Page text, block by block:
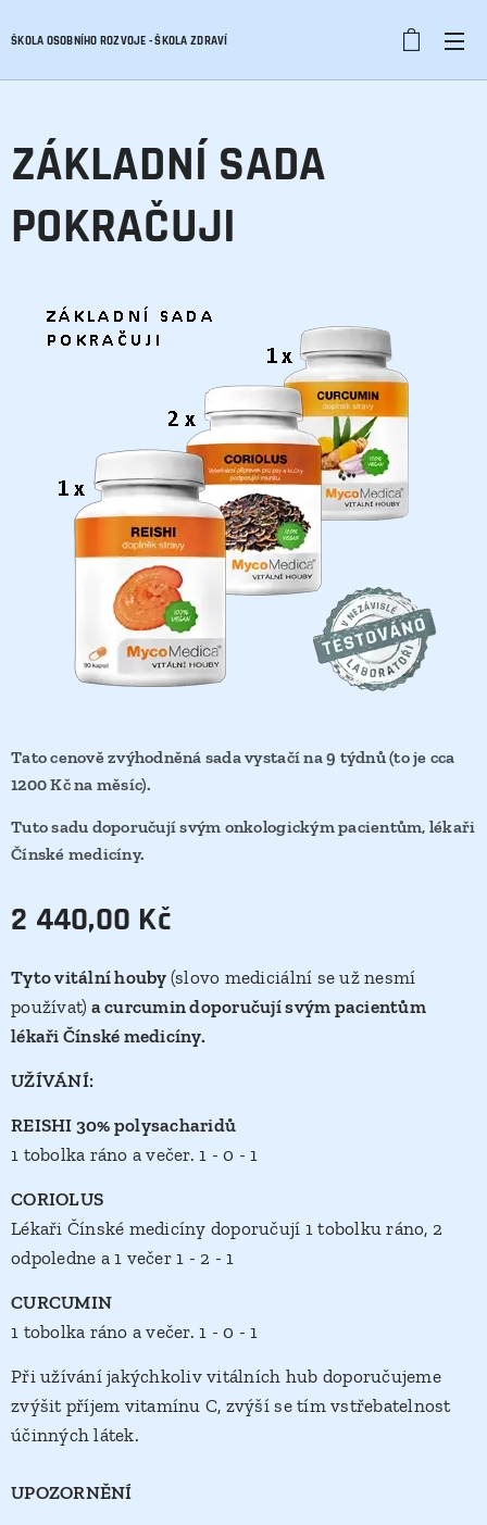
ŠKOLA OSOBNÍHO ROZVOJE - ŠKOLA ZDRAVÍ
ZÁKLADNÍ SADA
POKRAČUJI
Tato cenově zvýhodněná sada vystačí na 9 týdnů (to je cca
1200 Kč na měsíc).
Tuto sadu doporučují svým onkologickým pacientům, lékaři
Čínské medicíny.
2 440,00 Kč
Tyto vitální houby (slovo mediciální se už nesmí
používat) a curcumin doporučují svým pacientům
lékaři Čínské medicíny.
UŽÍVÁNÍ:
REISHI 30% polysacharidů
1 tobolka ráno a večer. 1 - 0 - 1
CORIOLUS
Lékaři Čínské medicíny doporučují 1 tobolku ráno, 2
odpoledne a 1 večer 1 - 2 - 1
CURCUMIN
1 tobolka ráno a večer. 1 - 0 - 1
Při užívání jakýchkoliv vitálních hub doporučujeme
zvýšit příjem vitamínu C, zvýší se tím vstřebatelnost
účinných látek.
UPOZORNĚNÍ